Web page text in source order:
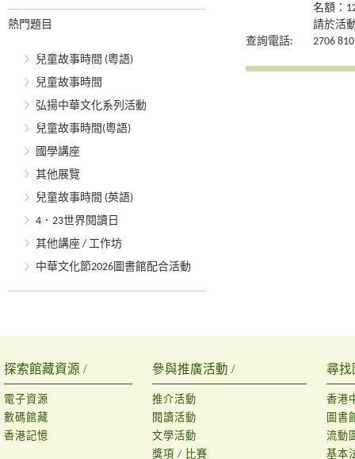
熱門題目
兒童故事時間 (粵語)
兒童故事時間
弘揚中華文化系列活動
兒童故事時間(粵語)
國學講座
其他展覽
兒童故事時間 (英語)
4．23世界閱讀日
其他講座 / 工作坊
中華文化節2026圖書館配合活動
名額：
請於活
查詢電話:
2706
探索館藏資源 /
電子資源
數碼館藏
香港記憶
參與推廣活動 /
推介活動
閱讀活動
文學活動
獎項 / 比賽
尋找
香港
圖書
流動
基本